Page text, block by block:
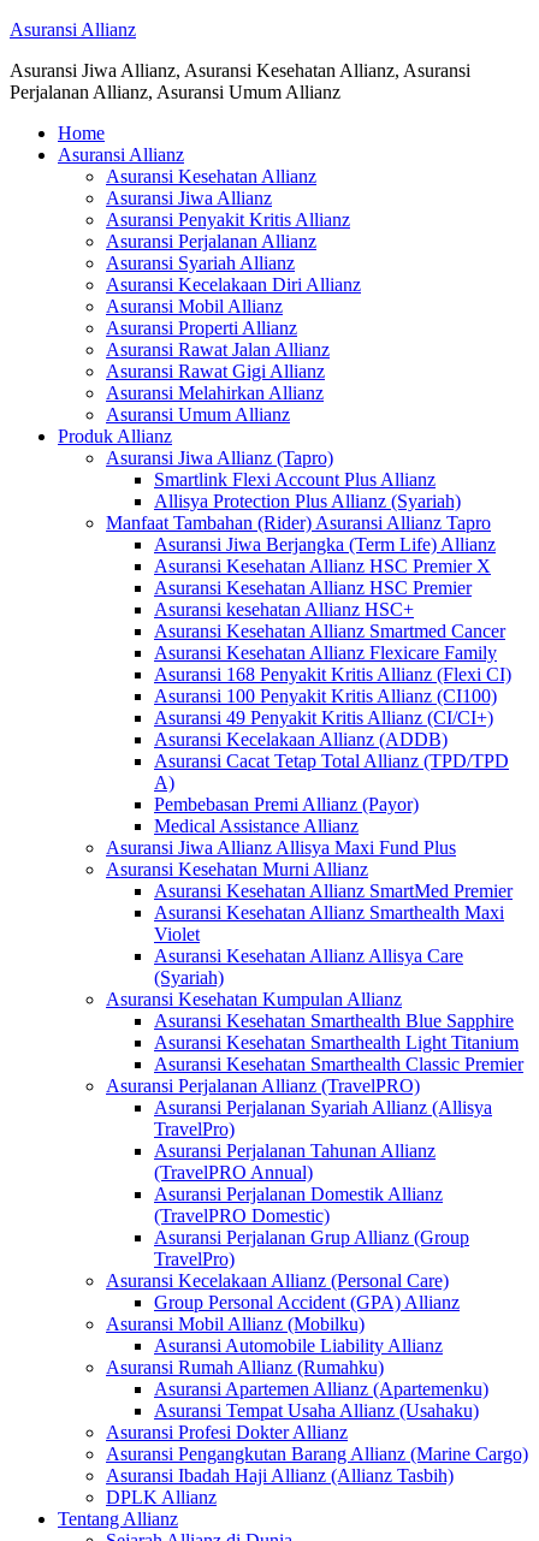
Asuransi Allianz
Asuransi Jiwa Allianz, Asuransi Kesehatan Allianz, Asuransi
Perjalanan Allianz, Asuransi Umum Allianz
Home
Asuransi Allianz
Asuransi Kesehatan Allianz
Asuransi Jiwa Allianz
Asuransi Penyakit Kritis Allianz
Asuransi Perjalanan Allianz
Asuransi Syariah Allianz
Asuransi Kecelakaan Diri Allianz
Asuransi Mobil Allianz
Asuransi Properti Allianz
Asuransi Rawat Jalan Allianz
Asuransi Rawat Gigi Allianz
Asuransi Melahirkan Allianz
Asuransi Umum Allianz
Produk Allianz
Asuransi Jiwa Allianz (Tapro)
Smartlink Flexi Account Plus Allianz
Allisya Protection Plus Allianz (Syariah)
Manfaat Tambahan (Rider) Asuransi Allianz Tapro
Asuransi Jiwa Berjangka (Term Life) Allianz
Asuransi Kesehatan Allianz HSC Premier X
Asuransi Kesehatan Allianz HSC Premier
Asuransi kesehatan Allianz HSC+
Asuransi Kesehatan Allianz Smartmed Cancer
Asuransi Kesehatan Allianz Flexicare Family
Asuransi 168 Penyakit Kritis Allianz (Flexi CI)
Asuransi 100 Penyakit Kritis Allianz (CI100)
Asuransi 49 Penyakit Kritis Allianz (CI/CI+)
Asuransi Kecelakaan Allianz (ADDB)
Asuransi Cacat Tetap Total Allianz (TPD/TPD
A)
Pembebasan Premi Allianz (Payor)
Medical Assistance Allianz
Asuransi Jiwa Allianz Allisya Maxi Fund Plus
Asuransi Kesehatan Murni Allianz
Asuransi Kesehatan Allianz SmartMed Premier
Asuransi Kesehatan Allianz Smarthealth Maxi
Violet
Asuransi Kesehatan Allianz Allisya Care
(Syariah)
Asuransi Kesehatan Kumpulan Allianz
Asuransi Kesehatan Smarthealth Blue Sapphire
Asuransi Kesehatan Smarthealth Light Titanium
Asuransi Kesehatan Smarthealth Classic Premier
Asuransi Perjalanan Allianz (TravelPRO)
Asuransi Perjalanan Syariah Allianz (Allisya
TravelPro)
Asuransi Perjalanan Tahunan Allianz
(TravelPRO Annual)
Asuransi Perjalanan Domestik Allianz
(TravelPRO Domestic)
Asuransi Perjalanan Grup Allianz (Group
TravelPro)
Asuransi Kecelakaan Allianz (Personal Care)
Group Personal Accident (GPA) Allianz
Asuransi Mobil Allianz (Mobilku)
Asuransi Automobile Liability Allianz
Asuransi Rumah Allianz (Rumahku)
Asuransi Apartemen Allianz (Apartemenku)
Asuransi Tempat Usaha Allianz (Usahaku)
Asuransi Profesi Dokter Allianz
Asuransi Pengangkutan Barang Allianz (Marine Cargo)
Asuransi Ibadah Haji Allianz (Allianz Tasbih)
DPLK Allianz
Tentang Allianz